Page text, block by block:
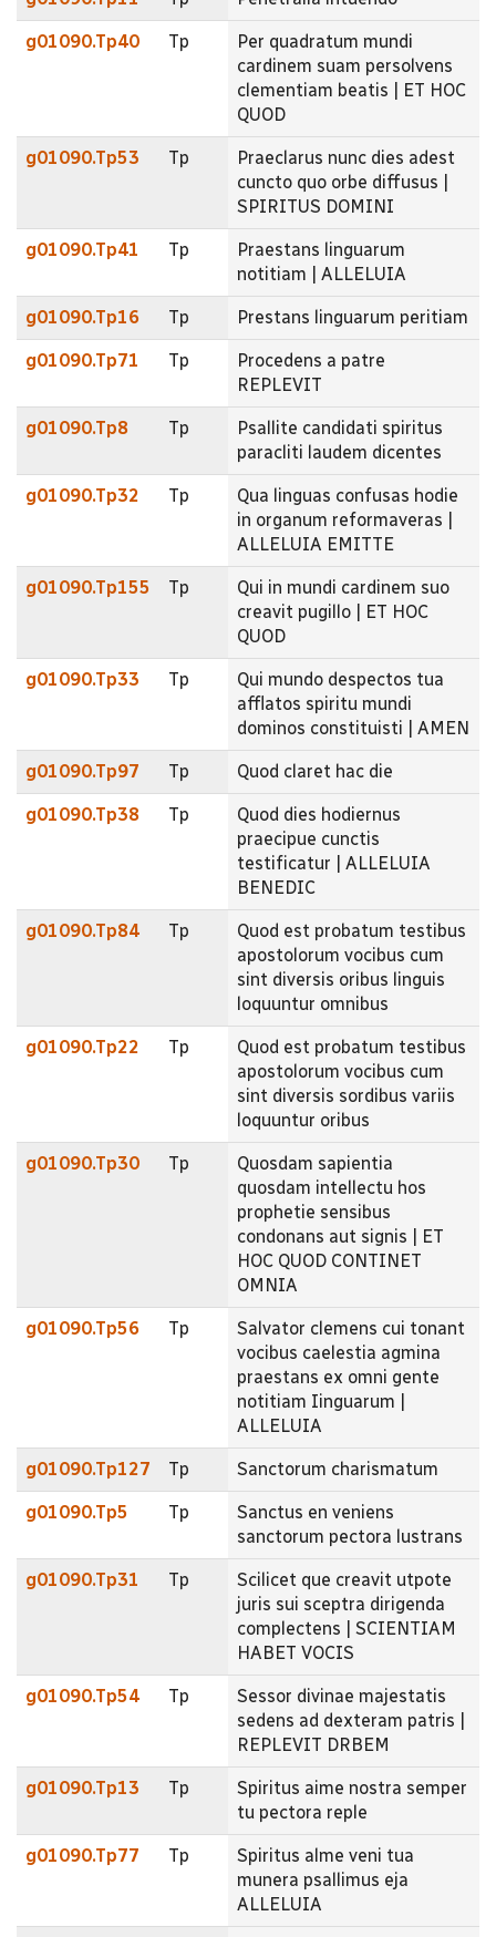
g01090.Tp40 Tp
Per quadratum mundi
cardinem suam persolvens
clementiam beatis | ET HOC
QUOD
g01090.Tp53 Tp
Praeclarus nunc dies adest
cuncto quo orbe diffusus |
SPIRITUS DOMINI
g01090.Tp41 Tp
Praestans linguarum
notitiam | ALLELUIA
g01090.Tp16 Tp Prestans linguarum peritiam
g01090.Tp71 Tp
Procedens a patre
REPLEVIT
g01090.Tp8 Tp
Psallite candidati spiritus
paracliti laudem dicentes
g01090.Tp32 Tp
Qua linguas confusas hodie
in organum reformaveras |
ALLELUIA EMITTE
g01090.Tp155 Tp
Qui in mundi cardinem suo
creavit pugillo | ET HOC
QUOD
g01090.Tp33 Tp
Qui mundo despectos tua
afflatos spiritu mundi
dominos constituisti | AMEN
g01090.Tp97 Tp Quod claret hac die
g01090.Tp38 Tp
Quod dies hodiernus
praecipue cunctis
testificatur | ALLELUIA
BENEDIC
g01090.Tp84 Tp
Quod est probatum testibus
apostolorum vocibus cum
sint diversis oribus linguis
loquuntur omnibus
g01090.Tp22 Tp
Quod est probatum testibus
apostolorum vocibus cum
sint diversis sordibus variis
loquuntur oribus
g01090.Tp30 Tp
Quosdam sapientia
quosdam intellectu hos
prophetie sensibus
condonans aut signis | ET
HOC QUOD CONTINET
OMNIA
g01090.Tp56 Tp
Salvator clemens cui tonant
vocibus caelestia agmina
praestans ex omni gente
notitiam Iinguarum |
ALLELUIA
g01090.Tp127 Tp Sanctorum charismatum
g01090.Tp5 Tp
Sanctus en veniens
sanctorum pectora lustrans
g01090.Tp31 Tp
Scilicet que creavit utpote
juris sui sceptra dirigenda
complectens | SCIENTIAM
HABET VOCIS
g01090.Tp54 Tp
Sessor divinae majestatis
sedens ad dexteram patris |
REPLEVIT DRBEM
g01090.Tp13 Tp
Spiritus aime nostra semper
tu pectora reple
g01090.Tp77 Tp
Spiritus alme veni tua
munera psallimus eja
ALLELUIA